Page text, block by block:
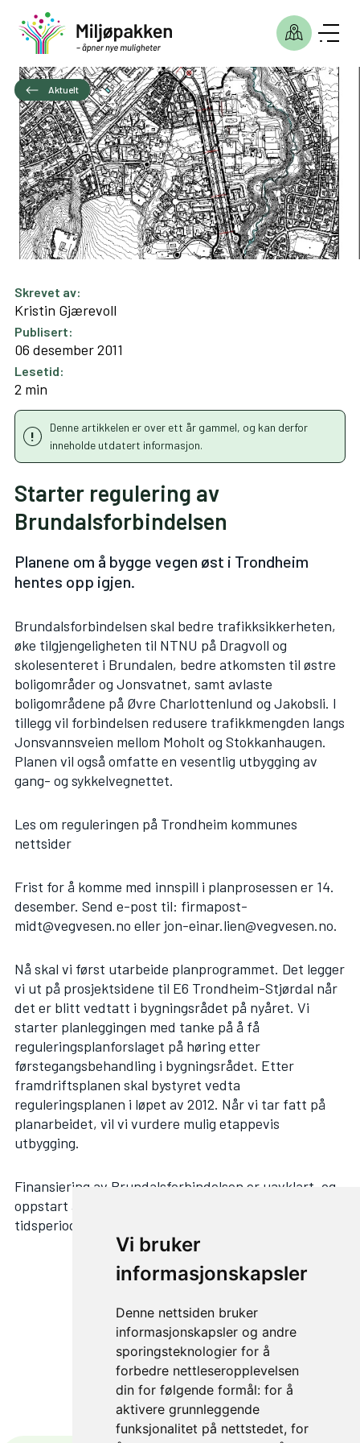
Vi bruker
informasjonskapsler
Denne nettsiden bruker
informasjonskapsler og andre
sporingsteknologier for å
forbedre nettleseropplevelsen
din for følgende formål: for å
aktivere grunnleggende
funksjonalitet på nettstedet, for
Aktuelt
Skrevet av:
Kristin Gjærevoll
Publisert:
06 desember 2011
Lesetid:
2 min
Denne artikkelen er over ett år gammel, og kan derfor
inneholde utdatert informasjon.
Starter regulering av
Brundalsforbindelsen
Planene om å bygge vegen øst i Trondheim
hentes opp igjen.
Brundalsforbindelsen skal bedre trafikksikkerheten,
øke tilgjengeligheten til NTNU på Dragvoll og
skolesenteret i Brundalen, bedre atkomsten til østre
boligområder og Jonsvatnet, samt avlaste
boligområdene på Øvre Charlottenlund og Jakobsli. I
tillegg vil forbindelsen redusere trafikkmengden langs
Jonsvannsveien mellom Moholt og Stokkanhaugen.
Planen vil også omfatte en vesentlig utbygging av
gang- og sykkelvegnettet.
Les om reguleringen på Trondheim kommunes
nettsider
Frist for å komme med innspill i planprosessen er 14.
desember. Send e-post til: firmapost-
midt@vegvesen.no eller jon-einar.lien@vegvesen.no.
Nå skal vi først utarbeide planprogrammet. Det legger
vi ut på prosjektsidene til E6 Trondheim-Stjørdal når
det er blitt vedtatt i bygningsrådet på nyåret. Vi
starter planleggingen med tanke på å få
reguleringsplanforslaget på høring etter
førstegangsbehandling i bygningsrådet. Etter
framdriftsplanen skal bystyret vedta
reguleringsplanen i løpet av 2012. Når vi tar fatt på
planarbeidet, vil vi vurdere mulig etappevis
utbygging.
Finansiering av Brundalsforbindelsen er uavklart, og
oppstart av vegarbeidene vil tidligst kunne skje i
tidsperioden 2015 – 2022.
Støren